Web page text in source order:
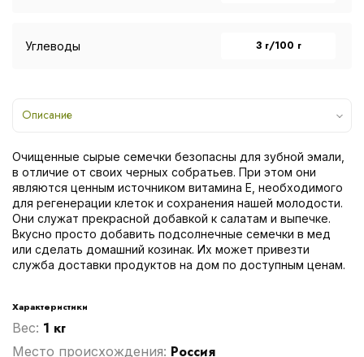
Углеводы 3 г/100 г
Описание
Очищенные сырые семечки безопасны для зубной эмали,
в отличие от своих черных собратьев. При этом они
являются ценным источником витамина Е, необходимого
для регенерации клеток и сохранения нашей молодости.
Они служат прекрасной добавкой к салатам и выпечке.
Вкусно просто добавить подсолнечные семечки в мед
или сделать домашний козинак. Их может привезти
служба доставки продуктов на дом по доступным ценам.
Характеристики
Вес: 1 кг
Место происхождения: Россия